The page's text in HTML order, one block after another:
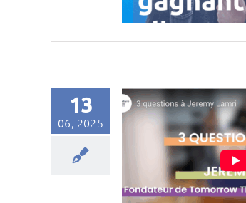
13
06, 2025